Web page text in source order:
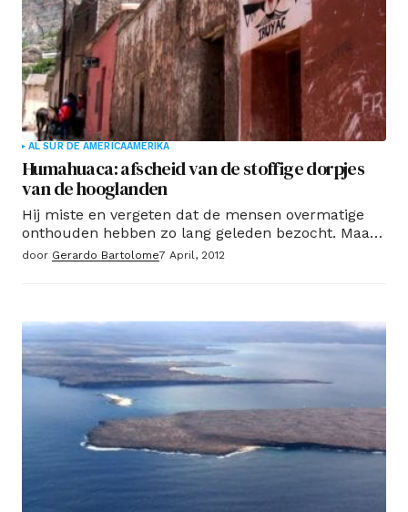
AL SUR DE AMERICAAMERIKA
Humahuaca: afscheid van de stoffige dorpjes
van de hooglanden
Hij miste en vergeten dat de mensen overmatige
onthouden hebben zo lang geleden bezocht. Maar
alles was zo veranderd of was mijn geheugen dat
door Gerardo Bartolome7 April, 2012